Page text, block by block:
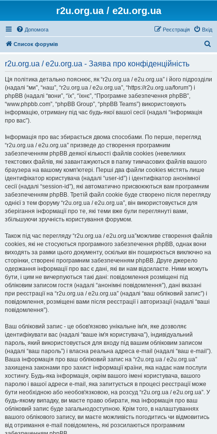
r2u.org.ua / e2u.org.ua
Допомога Вхід
Реєстрація
Список форумів
r2u.org.ua / e2u.org.ua - Заява про конфіденційність
Ця політика детально пояснює, як “r2u.org.ua / e2u.org.ua” і його підрозділи
(надалі “ми”, “наш”, “r2u.org.ua / e2u.org.ua”, “https://r2u.org.ua/forum”) і
phpBB (надалі “вони”, “їх”, “їхнє”, “Програмне забезпечення phpBB”,
“www.phpbb.com”, “phpBB Group”, “phpBB Teams”) використовують
інформацію, отриману під час будь-якої вашої сесії (надалі “інформація
про вас”).
Інформація про вас збирається двома способами. По перше, перегляд
“r2u.org.ua / e2u.org.ua” призведе до створення програмним
забезпеченням phpBB деякої кількості файлів cookies (невеликих
текстових файлів, які завантажуються в папку тимчасових файлів вашого
браузера на вашому комп'ютері. Перші два файли cookies містять лише
ідентифікатор користувача (надалі “user-id”) і ідентифікатор анонімної
сесії (надалі “session-id”), які автоматично присвоюються вам програмним
забезпеченням phpBB. Третій файл cookie буде створено після перегляду
однієї з тем форуму “r2u.org.ua / e2u.org.ua”, він використовується для
зберігання інформації про те, які теми вже були переглянуті вами,
збільшуючи зручність користування форумом.
Також під час перегляду “r2u.org.ua / e2u.org.ua”можливе створення файлів
cookies, які не стосуються програмного забезпечення phpBB, однак вони
виходять за рамки цього документу, оскільки він поширюється виключно на
сторінки, створені програмним забезпеченням phpBB. Друге джерело
одержання інформації про вас є дані, які ви нам відсилаєте. Ними можуть
бути, і цим не вичерпуються такі дані: повідомлення розміщені під
обліковим записом гостя (надалі “анонімні повідомлення”), дані вказані
при реєстрації на “r2u.org.ua / e2u.org.ua” (надалі “ваш обліковий запис”) і
повідомлення, розміщені вами після реєстрації і авторизації (надалі “ваші
повідомлення”).
Ваш обліковий запис - це обов'язково унікальне ім'я, яке дозволяє
ідентифікувати вас (надалі “ваше ім'я користувача”), індивідуальний
пароль, який використовується для входу під вашим обліковим записом
(надалі “ваш пароль”) і власна реальна адреса e-mail (надалі “ваш e-mail”).
Ваша інформація про ваш обліковий запис на “r2u.org.ua / e2u.org.ua”
захищена законами про захист інформації країни, яка надає нам послуги
хостингу. Будь-яка інформація, окрім вашого імені користувача, вашого
паролю і вашої адреси e-mail, яка запитується в процесі реєстрації може
бути необхідною або необов'язковою, на розсуд “r2u.org.ua / e2u.org.ua”. У
будь-якому випадку, ви маєте право обирати, яка інформація про ваш
обліковий запис буде загальнодоступною. Крім того, в налаштуваннях
вашого облікового запису, ви маєте можливість погодитись чи відмовитись
від отримання e-mail повідомлень, які розсилаються програмним